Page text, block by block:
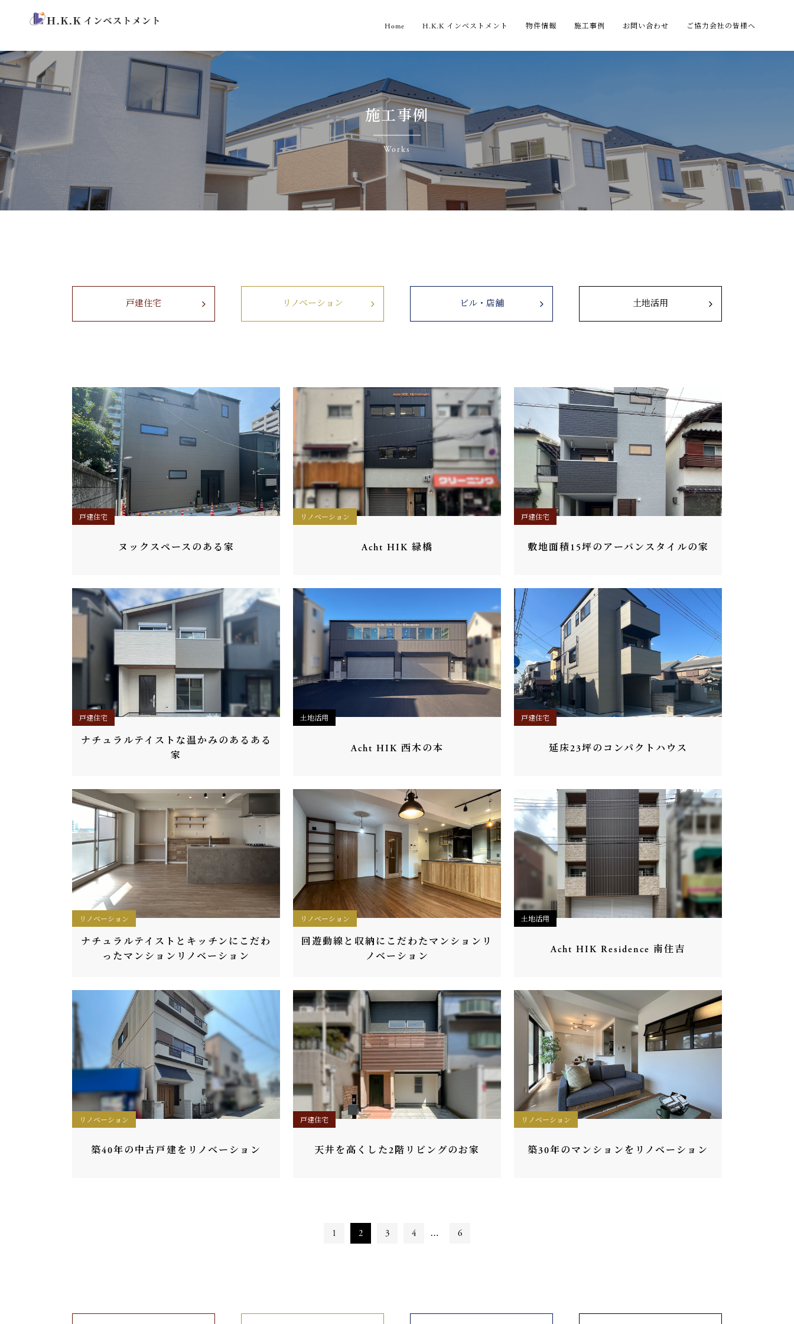
Home H.K.K インベストメント 物件情報 施工事例 お問い合わせ ご協力会社の皆様へ
施工事例
Works
戸建住宅 リノベーション ビル・店舗 土地活用
戸建住宅
ヌックスペースのある家
リノベーション
Acht HIK 緑橋
戸建住宅
敷地面積15坪のアーバンスタイルの家
戸建住宅
ナチュラルテイストな温かみのあるある
家
土地活用
Acht HIK 西木の本
戸建住宅
延床23坪のコンパクトハウス
リノベーション
ナチュラルテイストとキッチンにこだわ
ったマンションリノベーション
リノベーション
回遊動線と収納にこだわたマンションリ
ノベーション
土地活用
Acht HIK Residence 南住吉
リノベーション
築40年の中古戸建をリノベーション
戸建住宅
天井を高くした2階リビングのお家
リノベーション
築30年のマンションをリノベーション
1 2 3 4 … 6